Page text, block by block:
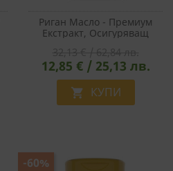
Риган Масло - Премиум
Екстракт, Осигуряващ
Инфекции, 60 Капсули
12,85 € / 25,13 лв.
 КУПИ
-60%